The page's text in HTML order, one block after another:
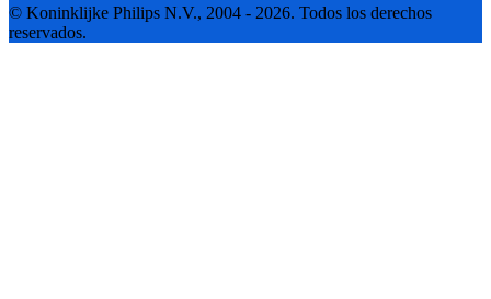
© Koninklijke Philips N.V., 2004 - 2026. Todos los derechos
reservados.